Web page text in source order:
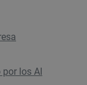
los AI